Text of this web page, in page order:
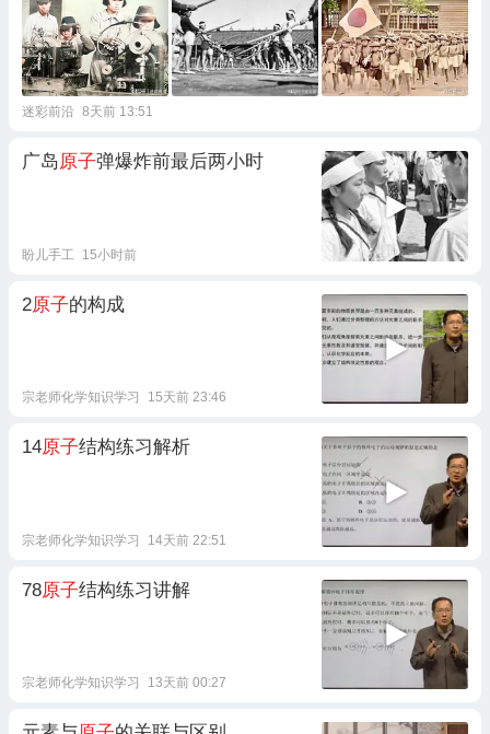
迷彩前沿 8天前 13:51
广岛 原子弹爆炸前最后两小时
盼儿手工 15小时前
2原子的构成
宗老师化学知识学习 15天前 23:46
14原子结构练习解析
宗老师化学知识学习 14天前 22:51
78原子结构练习讲解
宗老师化学知识学习 13天前 00:27